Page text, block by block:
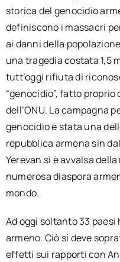
storica del genocidio
definiscono i massacri
ai danni della
una tragedia costata 1,5
tutt’oggi rifiuta di
“genocidio”, fatto
dell’ONU. La campagna
genocidio è stata una
repubblica armena sin
Yerevan si è avvalsa
numerosa diaspora
mondo.
Ad oggi soltanto 33
armeno. Ciò si deve
effetti sui rapporti con